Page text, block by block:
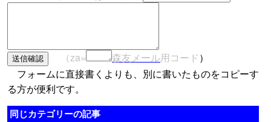
（za= 森友メール用コード）
フォームに直接書くよりも、別に書いたものをコピーす
る方が便利です。
同じカテゴリーの記事